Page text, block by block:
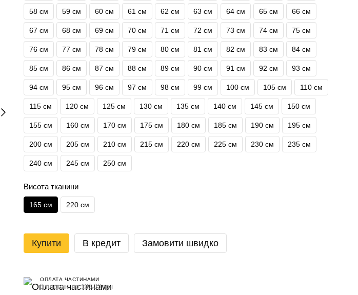
58 см 59 см 60 см 61 см 62 см 63 см 64 см 65 см 66 см
67 см 68 см 69 см 70 см 71 см 72 см 73 см 74 см 75 см
76 см 77 см 78 см 79 см 80 см 81 см 82 см 83 см 84 см
85 см 86 см 87 см 88 см 89 см 90 см 91 см 92 см 93 см
94 см 95 см 96 см 97 см 98 см 99 см 100 см 105 см 110 см
115 см 120 см 125 см 130 см 135 см 140 см 145 см 150 см
155 см 160 см 170 см 175 см 180 см 185 см 190 см 195 см
200 см 205 см 210 см 215 см 220 см 225 см 230 см 235 см
240 см 245 см 250 см
Висота тканини
165 см 220 см
Купити В кредит Замовити швидко
ОПЛАТА ЧАСТИНАМИ
3 платежі по 133.33 грн